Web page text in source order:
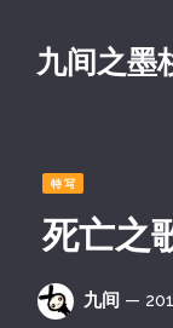
九间之墨
特写
死亡之
九间 —